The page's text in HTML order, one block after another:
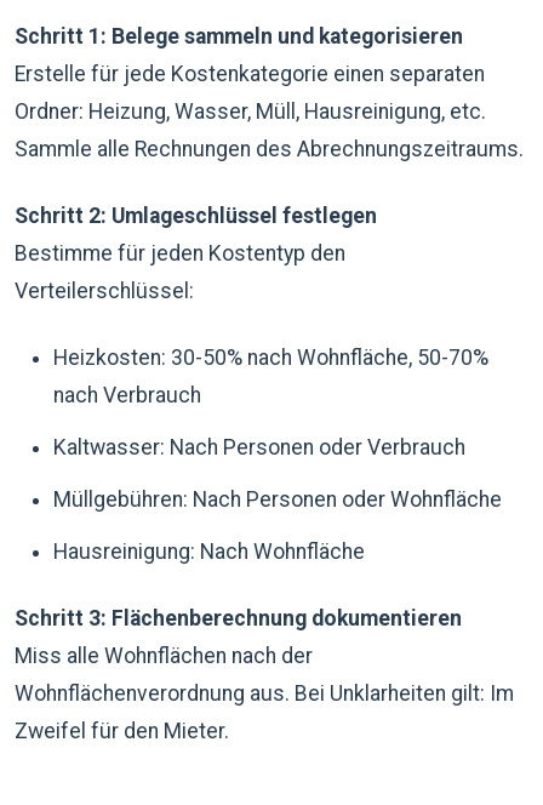
Schritt 1: Belege sammeln und kategorisieren
Erstelle für jede Kostenkategorie einen separaten
Ordner: Heizung, Wasser, Müll, Hausreinigung, etc.
Sammle alle Rechnungen des Abrechnungszeitraums.
Schritt 2: Umlageschlüssel festlegen
Bestimme für jeden Kostentyp den
Verteilerschlüssel:
Heizkosten: 30-50% nach Wohnfläche, 50-70%
nach Verbrauch
Kaltwasser: Nach Personen oder Verbrauch
Müllgebühren: Nach Personen oder Wohnfläche
Hausreinigung: Nach Wohnfläche
Schritt 3: Flächenberechnung dokumentieren
Miss alle Wohnflächen nach der
Wohnflächenverordnung aus. Bei Unklarheiten gilt: Im
Zweifel für den Mieter.